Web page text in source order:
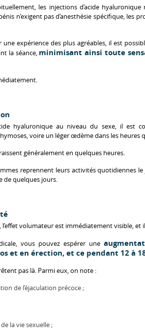
les injections d’acide
n’exigent pas d’anesthésie spécifique, les
expérience des plus agréables, il est
la séance, minimisant ainsi toute
hyaluronique au niveau du sexe, il est
voire un léger œdème dans les heures
généralement en quelques heures.
reprennent leurs activités quotidiennes le
de quelques jours.
l’effet volumateur est immédiatement visible,
vous pouvez espérer une
et en érection, et ce pendant 12 à
pas là. Parmi eux, on note :
de l’éjaculation précoce ;
la vie sexuelle ;